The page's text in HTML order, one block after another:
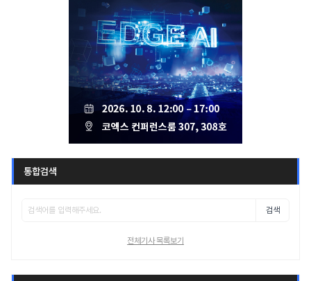
통합검색
검색
전체기사 목록보기